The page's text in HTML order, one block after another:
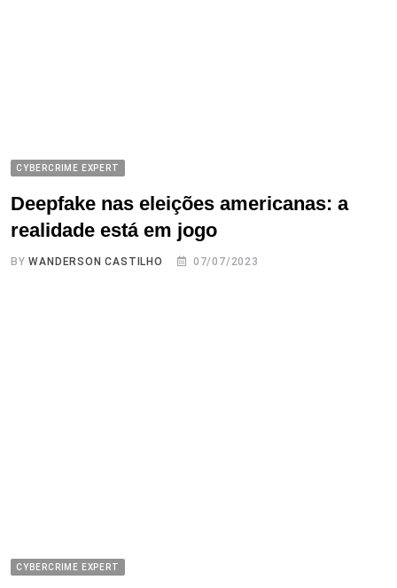
CYBERCRIME EXPERT
Deepfake nas eleições americanas: a
realidade está em jogo
BYWANDERSON CASTILHO 07/07/2023
CYBERCRIME EXPERT